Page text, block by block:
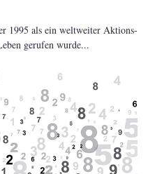
1995 als ein weltweiter Aktions-
gerufen wurde